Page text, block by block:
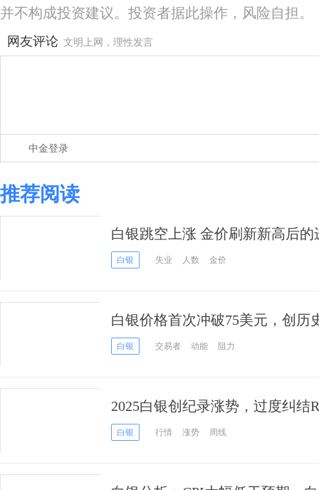
并不构成投资建议。投资者据此操作，风险自担。
网友评论 文明上网，理性发言
中金登录
推荐阅读
白银跳空上涨 金价刷新新高后的
白银 失业 人数 金价
白银价格首次冲破75美元，创历
它还能飞多高？
白银 交易者 动能 阻力
2025白银创纪录涨势，过度纠结
浪？
白银 行情 涨势 周线